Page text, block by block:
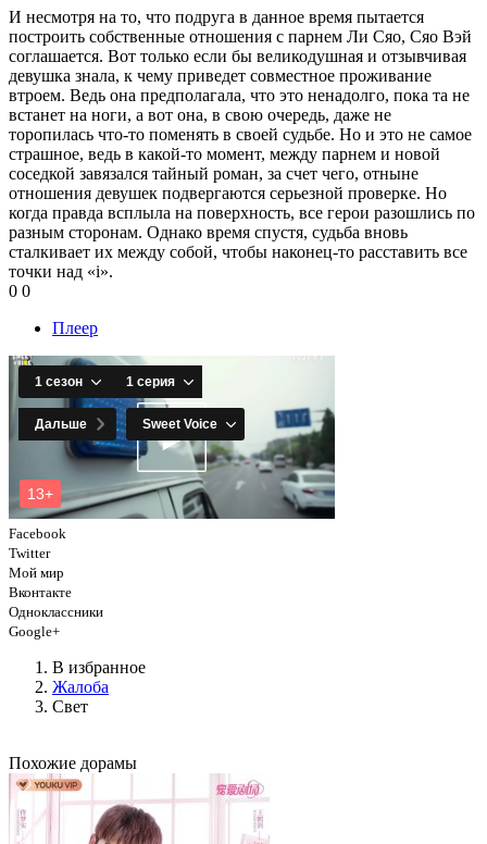
И несмотря на то, что подруга в данное время пытается
построить собственные отношения с парнем Ли Сяо, Сяо Вэй
соглашается. Вот только если бы великодушная и отзывчивая
девушка знала, к чему приведет совместное проживание
втроем. Ведь она предполагала, что это ненадолго, пока та не
встанет на ноги, а вот она, в свою очередь, даже не
торопилась что-то поменять в своей судьбе. Но и это не самое
страшное, ведь в какой-то момент, между парнем и новой
соседкой завязался тайный роман, за счет чего, отныне
отношения девушек подвергаются серьезной проверке. Но
когда правда всплыла на поверхность, все герои разошлись по
разным сторонам. Однако время спустя, судьба вновь
сталкивает их между собой, чтобы наконец-то расставить все
точки над «i».
0 0
Плеер
Facebook
Twitter
Мой мир
Вконтакте
Одноклассники
Google+
В избранное
Жалоба
Свет
Похожие дорамы